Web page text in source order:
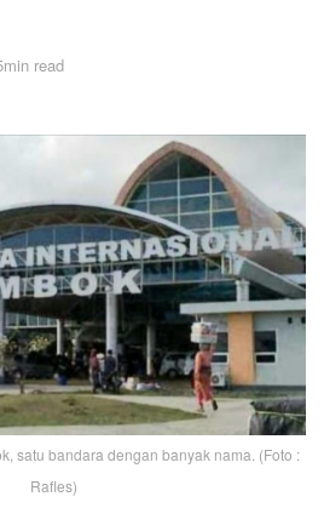
read
satu bandara dengan banyak nama. (Foto :
Rafles)